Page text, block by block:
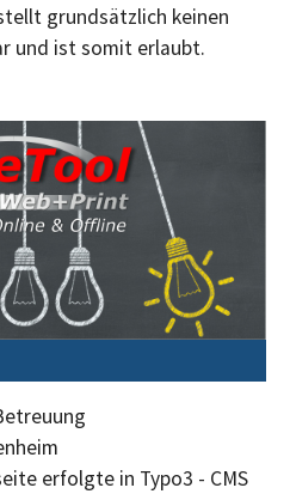
grundsätzlich keinen
und ist somit erlaubt.
erfolgte in Typo3 - CMS